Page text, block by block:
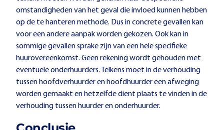
omstandigheden van het geval die invloed kunnen hebben
op de te hanteren methode. Dus in concrete gevallen kan
voor een andere aanpak worden gekozen. Ook kan in
sommige gevallen sprake zijn van een hele specifieke
huurovereenkomst. Geen rekening wordt gehouden met
eventuele onderhuurders. Telkens moet in de verhouding
tussen hoofdverhuurder en hoofdhuurder een afweging
worden gemaakt en hetzelfde dient plaats te vinden in de
verhouding tussen huurder en onderhuurder.